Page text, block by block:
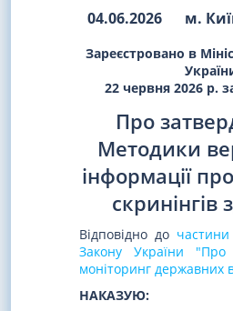
04.06.2026 м.
Зареєстровано в
22 червня 2026 р.
Про
Методики
інформації
скринінгів
Відповідно до частини
Закону України "Про
моніторинг державних
НАКАЗУЮ: